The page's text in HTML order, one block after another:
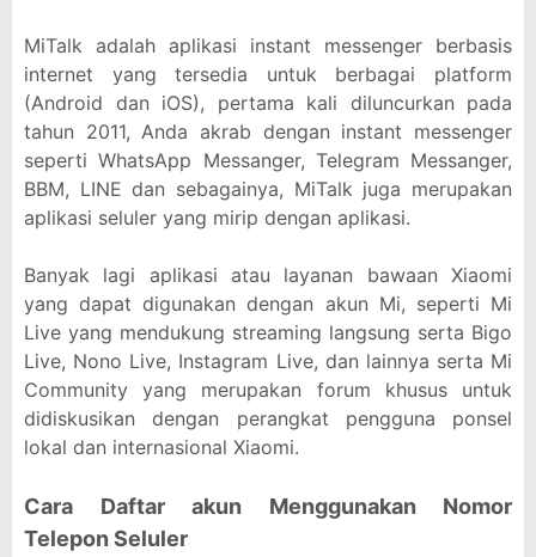
MiTalk adalah aplikasi instant messenger berbasis
internet yang tersedia untuk berbagai platform
(Android dan iOS), pertama kali diluncurkan pada
tahun 2011, Anda akrab dengan instant messenger
seperti WhatsApp Messanger, Telegram Messanger,
BBM, LINE dan sebagainya, MiTalk juga merupakan
aplikasi seluler yang mirip dengan aplikasi.
Banyak lagi aplikasi atau layanan bawaan Xiaomi
yang dapat digunakan dengan akun Mi, seperti Mi
Live yang mendukung streaming langsung serta Bigo
Live, Nono Live, Instagram Live, dan lainnya serta Mi
Community yang merupakan forum khusus untuk
didiskusikan dengan perangkat pengguna ponsel
lokal dan internasional Xiaomi.
Cara Daftar akun Menggunakan Nomor
Telepon Seluler